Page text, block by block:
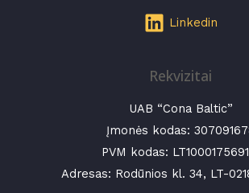
Linkedin
Rekvizitai
UAB “Cona Baltic”
Įmonės kodas:
PVM kodas:
Adresas: Rodūnios kl. 34, LT-